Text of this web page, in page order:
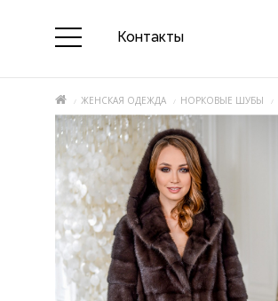
Контакты
ЖЕНСКАЯ ОДЕЖДА НОРКОВЫЕ ШУБЫ